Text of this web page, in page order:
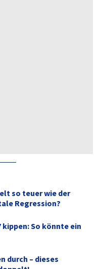
so teuer wie der
Regression?
So könnte ein
durch – dieses